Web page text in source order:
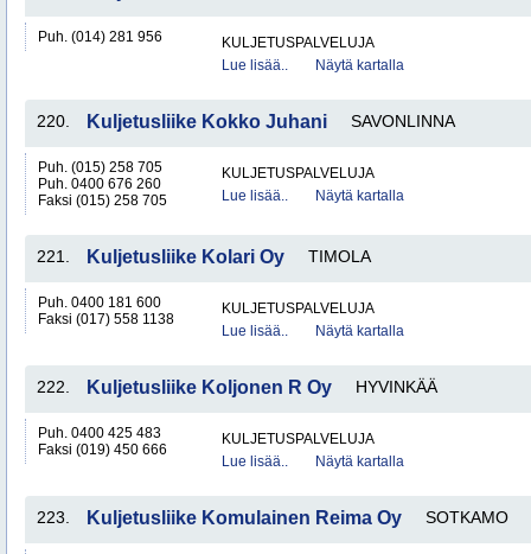
Puh. (014) 281 956
KULJETUSPALVELUJA
Lue lisää..
Näytä kartalla
220. Kuljetusliike Kokko Juhani SAVONLINNA
Puh. (015) 258 705
Puh. 0400 676 260
Faksi (015) 258 705
KULJETUSPALVELUJA
Lue lisää..
Näytä kartalla
221. Kuljetusliike Kolari Oy TIMOLA
Puh. 0400 181 600
Faksi (017) 558 1138
KULJETUSPALVELUJA
Lue lisää..
Näytä kartalla
222. Kuljetusliike Koljonen R Oy HYVINKÄÄ
Puh. 0400 425 483
Faksi (019) 450 666
KULJETUSPALVELUJA
Lue lisää..
Näytä kartalla
223. Kuljetusliike Komulainen Reima Oy SOTKAMO